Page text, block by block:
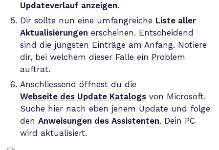
Updateverlauf anzeigen.
Dir sollte nun eine umfangreiche Liste aller
Aktualisierungen erscheinen. Entscheidend
sind die jüngsten Einträge am Anfang. Notiere
dir, bei welchem dieser Fälle ein Problem
auftrat.
Anschliessend öffnest du die
Webseite des Update Katalogsvon Microsoft.
Suche hier nach eben jenem Update und folge
den Anweisungen des Assistenten. Dein PC
wird aktualisiert.